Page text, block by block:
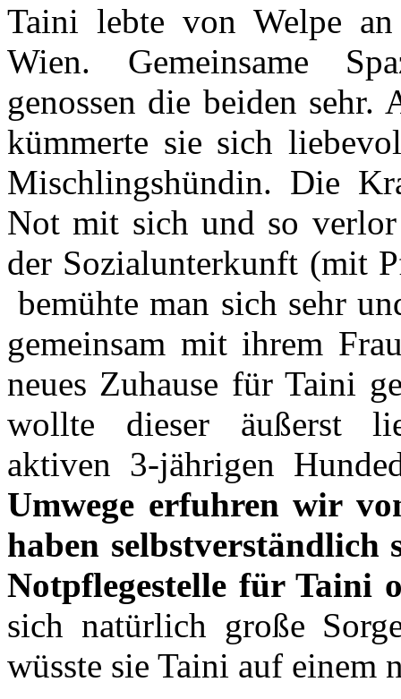
Taini lebte von Welpe
Wien. Gemeinsame
genossen die beiden
kümmerte sie sich
Mischlingshündin. Die
Not mit sich und so
der Sozialunterkunft (mit
bemühte man sich sehr
gemeinsam mit ihrem
neues Zuhause für Taini
wollte dieser äußerst
aktiven 3-jährigen
Umwege erfuhren wir
haben
Notpflegestelle für Taini
sich natürlich große
wüsste sie Taini auf einem